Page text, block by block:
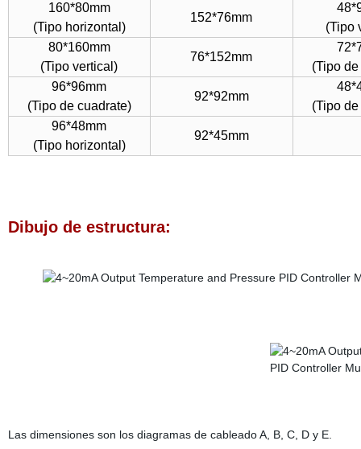
160*80mm
(Tipo horizontal)
152*76mm
(Tipo
80*160mm
(Tipo vertical)
76*152mm
(Tipo
96*96mm
(Tipo de cuadrate)
92*92mm
(Tipo
96*48mm
(Tipo horizontal)
92*45mm
Dibujo de estructura:
Las dimensiones son los diagramas de cableado A, B, C, D y E.